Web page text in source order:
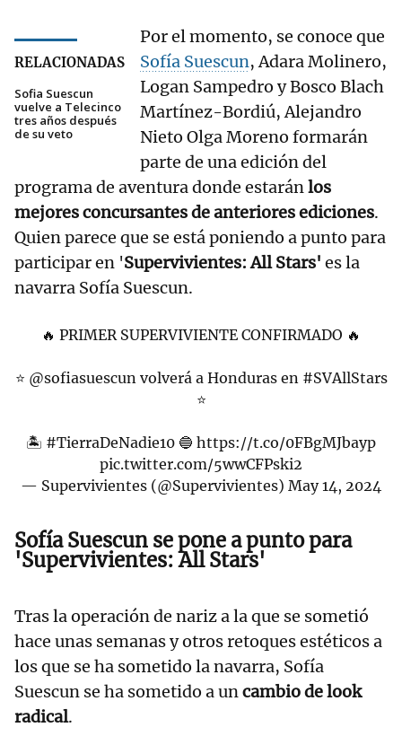
RELACIONADAS
Sofia Suescun
vuelve a Telecinco
tres años después
de su veto
Por el momento, se conoce que
Sofía Suescun, Adara Molinero,
Logan Sampedro y Bosco Blach
Martínez-Bordiú, Alejandro
Nieto Olga Moreno formarán
parte de una edición del
programa de aventura donde estaránlos
mejores concursantes de anteriores ediciones.
Quien parece que se está poniendo a punto para
participar en 'Supervivientes: All Stars' es la
navarra Sofía Suescun.
🔥 PRIMER SUPERVIVIENTE CONFIRMADO 🔥
⭐️ @sofiasuescunvolverá a Honduras en #SVAllStars
⭐️
🏝️ #TierraDeNadie10 🔵 https://t.co/0FBgMJbayp
pic.twitter.com/5wwCFPski2
— Supervivientes (@Supervivientes) May 14, 2024
Sofía Suescun se pone a punto para
'Supervivientes: All Stars'
Tras la operación de nariz a la que se sometió
hace unas semanas y otros retoques estéticos a
los que se ha sometido la navarra, Sofía
Suescun se ha sometido a uncambio de look
radical.